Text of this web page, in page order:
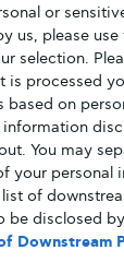
or
us, please
selection.
is processed
based on
You may
your personal
of
be disclosed
Downstream
Tweet